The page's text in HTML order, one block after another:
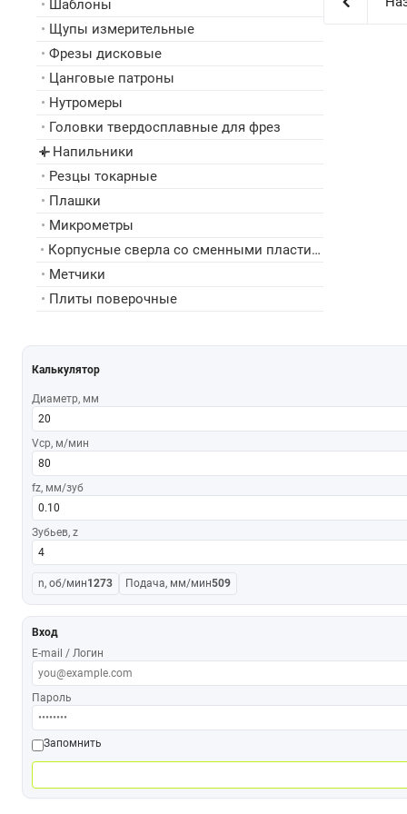
• Шаблоны
• Щупы измерительные
• Фрезы дисковые
• Цанговые патроны
• Нутромеры
• Головки твердосплавные для фрез
▸ Напильники
• Резцы токарные
• Плашки
• Микрометры
•
Корпусные сверла со сменными пластинами
• Метчики
• Плиты поверочные
Калькулятор
Диаметр, мм
Vср, м/мин
fz, мм/зуб
Зубьев, z
n, об/мин1273 Подача, мм/мин509
Вход
E-mail / Логин
Пароль
Запомнить